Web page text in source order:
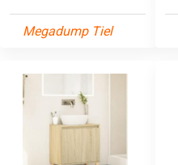
Megadump Tiel